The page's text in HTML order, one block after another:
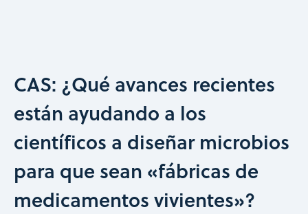
CAS: ¿Qué avances recientes
están ayudando a los
científicos a diseñar microbios
para que sean «fábricas de
medicamentos vivientes»?